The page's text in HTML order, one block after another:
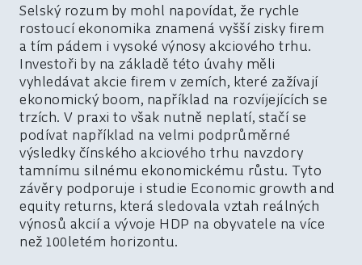
Selský rozum by mohl napovídat, že rychle
rostoucí ekonomika znamená vyšší zisky firem
a tím pádem i vysoké výnosy akciového trhu.
Investoři by na základě této úvahy měli
vyhledávat akcie firem v zemích, které zažívají
ekonomický boom, například na rozvíjejících se
trzích. V praxi to však nutně neplatí, stačí se
podívat například na velmi podprůměrné
výsledky čínského akciového trhu navzdory
tamnímu silnému ekonomickému růstu. Tyto
závěry podporuje i studie Economic growth and
equity returns, která sledovala vztah reálných
výnosů akcií a vývoje HDP na obyvatele na více
než 100letém horizontu.